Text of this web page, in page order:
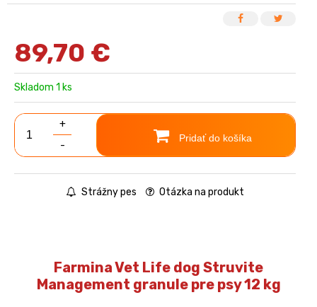
89,70 €
Skladom 1 ks
+
-
Pridať do košíka
Strážny pes Otázka na produkt
Farmina Vet Life dog Struvite
Management granule pre psy 12 kg